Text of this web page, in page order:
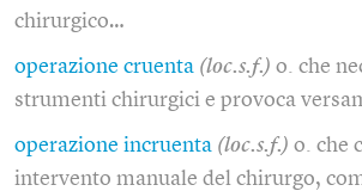
chirurgico…
operazione cruenta (loc.s.f.) o. che
strumenti chirurgici e provoca
operazione incruenta (loc.s.f.) o. che
intervento manuale del chirurgo,